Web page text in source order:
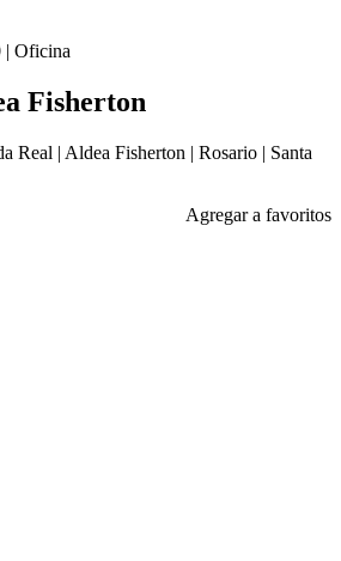
| Oficina
Fisherton
Real | Aldea Fisherton | Rosario | Santa
Agregar a favoritos